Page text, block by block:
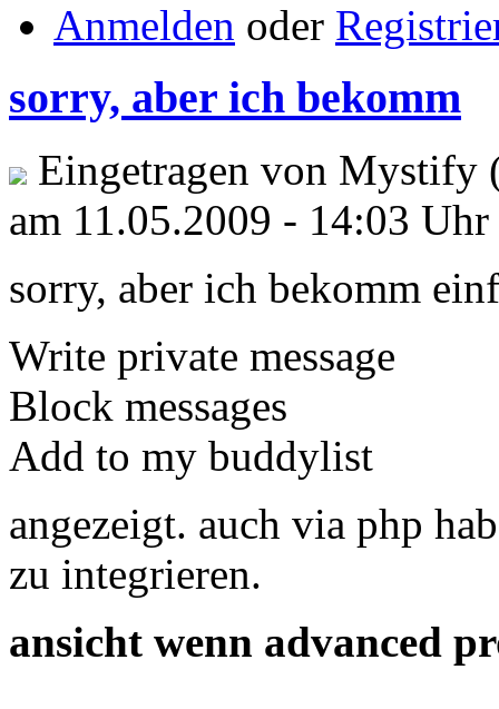
Anmelden oder
sorry, aber ich bekomm
Eingetragen von Mystify
am 11.05.2009 - 14:03 Uhr
sorry, aber ich bekomm
Write private message
Block messages
Add to my buddylist
angezeigt. auch via php
zu integrieren.
ansicht wenn advanced